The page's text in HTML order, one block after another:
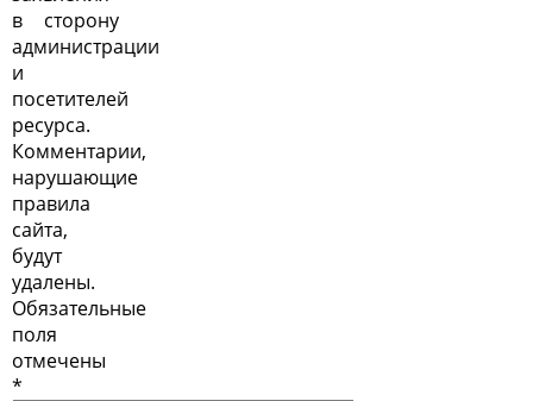
в сторону
администрации
и
посетителей
ресурса.
Комментарии,
нарушающие
правила
сайта,
будут
удалены.
Обязательные
поля
отмечены
*